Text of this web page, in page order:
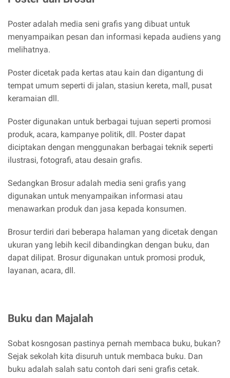
Poster adalah media seni grafis yang dibuat untuk
menyampaikan pesan dan informasi kepada audiens yang
melihatnya.
Poster dicetak pada kertas atau kain dan digantung di
tempat umum seperti di jalan, stasiun kereta, mall, pusat
keramaian dll.
Poster digunakan untuk berbagai tujuan seperti promosi
produk, acara, kampanye politik, dll. Poster dapat
diciptakan dengan menggunakan berbagai teknik seperti
ilustrasi, fotografi, atau desain grafis.
Sedangkan Brosur adalah media seni grafis yang
digunakan untuk menyampaikan informasi atau
menawarkan produk dan jasa kepada konsumen.
Brosur terdiri dari beberapa halaman yang dicetak dengan
ukuran yang lebih kecil dibandingkan dengan buku, dan
dapat dilipat. Brosur digunakan untuk promosi produk,
layanan, acara, dll.
Buku dan Majalah
Sobat kosngosan pastinya pernah membaca buku, bukan?
Sejak sekolah kita disuruh untuk membaca buku. Dan
buku adalah salah satu contoh dari seni grafis cetak.